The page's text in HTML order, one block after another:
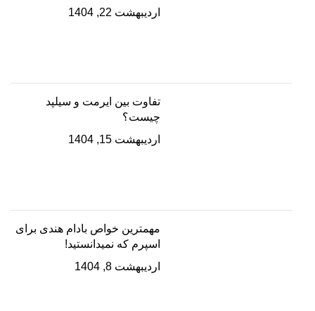
اردیبهشت 22, 1404
تفاوت بین ایرمت و سیلپد
چیست؟
اردیبهشت 15, 1404
مهمترین خواص بادام هندی برای
اسپرم که نمیدانستید!
اردیبهشت 8, 1404